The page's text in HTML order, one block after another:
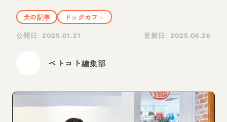
犬の記事
ドッグカフェ
公開日:2025.01.21 更新日: 2025.06.26
ペトコト編集部